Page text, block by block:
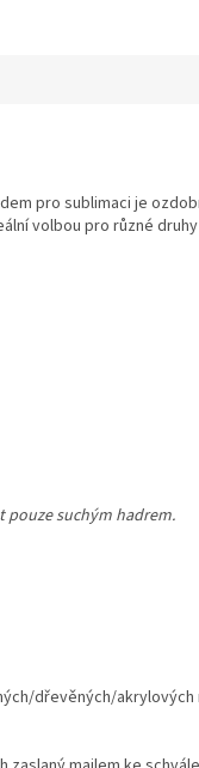
pro sublimaci je
volbou pro různé
pouze suchým hadrem.
dřevěných/